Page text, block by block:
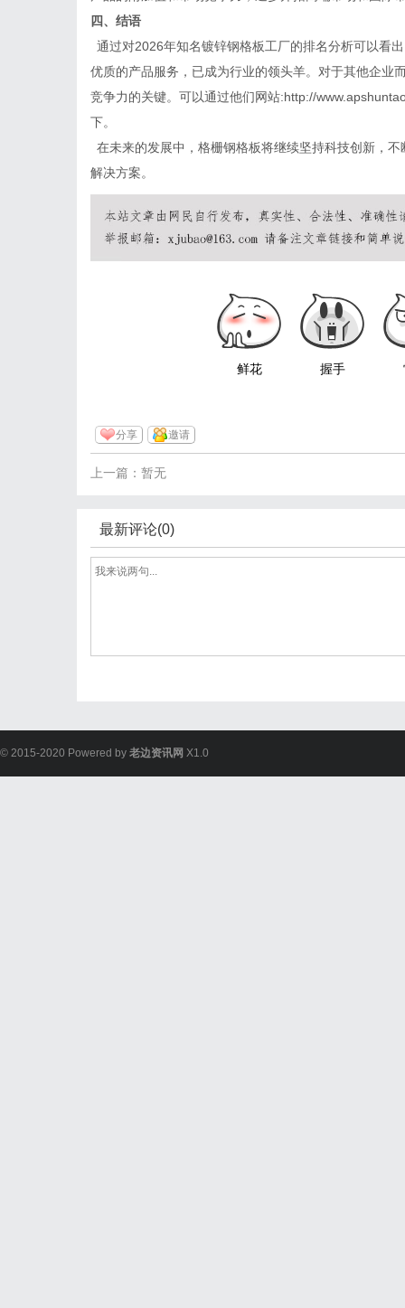
四、结语
通过对2026年知名镀锌钢格板工厂的排名分析可以看
优质的产品服务，已成为行业的领头羊。对于其他企业
竞争力的关键。可以通过他们网站:http://
下。
在未来的发展中，格栅钢格板将继续坚持科技创新，
解决方案。
鲜花 握手
分享 邀请
上一篇：暂无
最新评论(0)
© 2015-2020 Powered by 老边资讯网 X1.0